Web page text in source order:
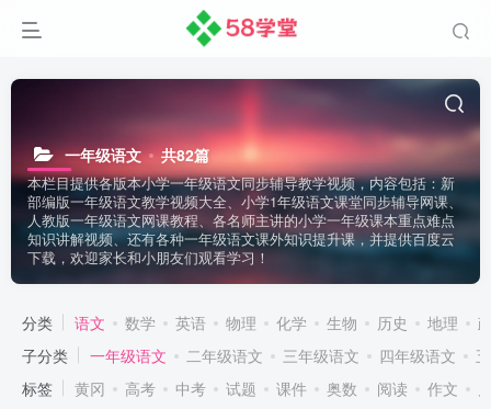
一年级语文 共82篇
本栏目提供各版本小学一年级语文同步辅导教学视频，内容包括：新
部编版一年级语文教学视频大全、小学1年级语文课堂同步辅导网课、
人教版一年级语文网课教程、各名师主讲的小学一年级课本重点难点
知识讲解视频、还有各种一年级语文课外知识提升课，并提供百度云
下载，欢迎家长和小朋友们观看学习！
分类 语文 数学 英语 物理 化学 生物 历史 地理
子分类
一年级语文 二年级语文 三年级语文 四年级语文
标签
黄冈 高考 中考 试题 课件 奥数 阅读 作文